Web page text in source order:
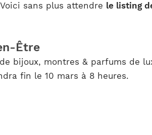
sans plus attendre le listing
Être
bijoux, montres & parfums de
fin le 10 mars à 8 heures.